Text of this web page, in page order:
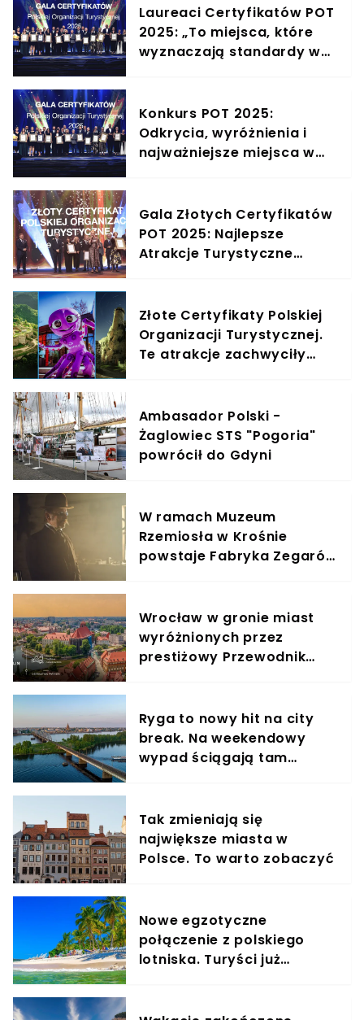
Laureaci Certyfikatów POT
2025: „To miejsca, które
wyznaczają standardy w
Janowskim, dyrektorem
Departamentu Wsparcia
Rozwoju Turystyki POT
Konkurs POT 2025:
Odkrycia, wyróżnienia i
najważniejsze miejsca w
Gala Złotych Certyfikatów
POT 2025: Najlepsze
Atrakcje Turystyczne
Złote Certyfikaty Polskiej
Organizacji Turystycznej.
Te atrakcje zachwyciły
Ambasador Polski -
Żaglowiec STS "Pogoria"
powrócił do Gdyni
W ramach Muzeum
Rzemiosła w Krośnie
powstaje Fabryka Zegarów
Wrocław w gronie miast
wyróżnionych przez
prestiżowy Przewodnik
Ryga to nowy hit na city
break. Na weekendowy
wypad ściągają tam
Tak zmieniają się
największe miasta w
Polsce. To warto zobaczyć
Nowe egzotyczne
połączenie z polskiego
lotniska. Turyści już